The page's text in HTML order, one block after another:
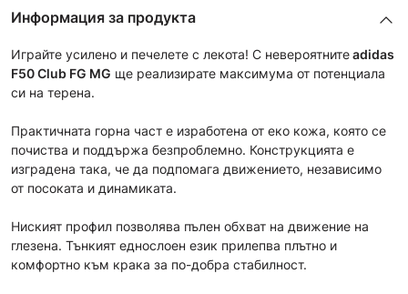
Информация за продукта
Играйте усилено и печелете с лекота! С невероятнитеadidas
F50 Club FG MG ще реализирате максимума от потенциала
си на терена.
Практичната горна част e изработена от еко кожа, която се
почиства и поддържа безпроблемно. Конструкцията е
изградена така, че да подпомага движението, независимо
от посоката и динамиката.
Ниският профил позволява пълен обхват на движение на
глезена. Тънкият еднослоен език прилепва плътно и
комфортно към крака за по-добра стабилност.